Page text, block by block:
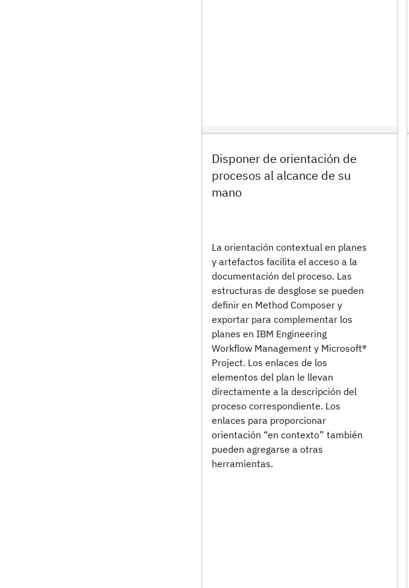
Disponer de orientación de
procesos al alcance de su
mano
La orientación contextual en planes
y artefactos facilita el acceso a la
documentación del proceso. Las
estructuras de desglose se pueden
definir en Method Composer y
exportar para complementar los
planes en IBM Engineering
Workflow Management y Microsoft®
Project. Los enlaces de los
elementos del plan le llevan
directamente a la descripción del
proceso correspondiente. Los
enlaces para proporcionar
orientación “en contexto” también
pueden agregarse a otras
herramientas.